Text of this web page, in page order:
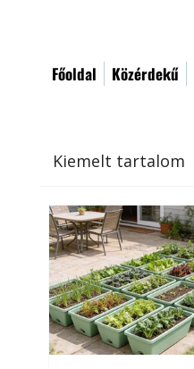
Főoldal Közérdekű
Kiemelt tartalom